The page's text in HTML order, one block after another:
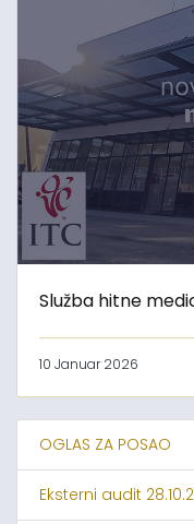
Služba hitne
10 Januar 2026
OGLAS ZA POSAO
Eksterni audit